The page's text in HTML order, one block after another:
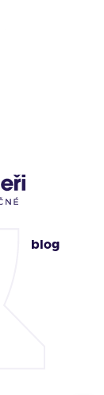
blog